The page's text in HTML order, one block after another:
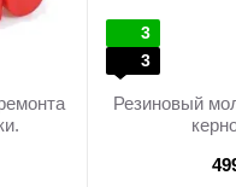
3
3
Резиновый